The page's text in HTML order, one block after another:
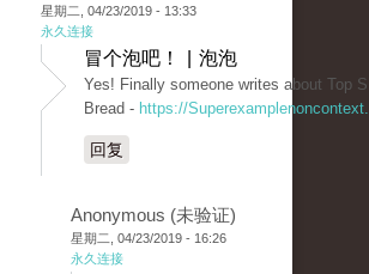
星期二, 04/23/2019 - 13:33
永久连接
冒个泡吧！ | 泡泡
Yes! Finally someone writes about Top
Bread - https://
回复
Anonymous (未验证)
星期二, 04/23/2019 - 16:26
永久连接